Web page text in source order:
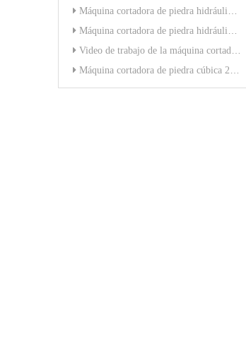
Máquina cortadora de piedra hidráulica BESTLINK Factory de 320 toneladas para granito de mármol
Máquina cortadora de piedra hidráulica de 320 toneladas de BESTLINK Factory
Video de trabajo de la máquina cortadora de piedra cúbica
Máquina cortadora de piedra cúbica 2026